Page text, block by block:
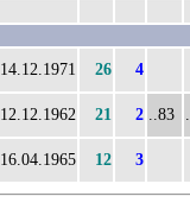
14.12.1971 26 4
12.12.1962 21 2 ..83
16.04.1965 12 3